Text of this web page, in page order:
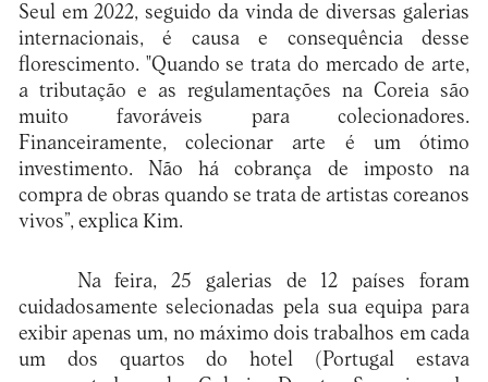
Seul em 2022, seguido da vinda de diversas galerias
internacionais, é causa e consequência desse
florescimento. "Quando se trata do mercado de arte,
a tributação e as regulamentações na Coreia são
muito favoráveis para colecionadores.
Financeiramente, colecionar arte é um ótimo
investimento. Não há cobrança de imposto na
compra de obras quando se trata de artistas coreanos
vivos”, explica Kim.
Na feira, 25 galerias de 12 países foram
cuidadosamente selecionadas pela sua equipa para
exibir apenas um, no máximo dois trabalhos em cada
um dos quartos do hotel (Portugal estava